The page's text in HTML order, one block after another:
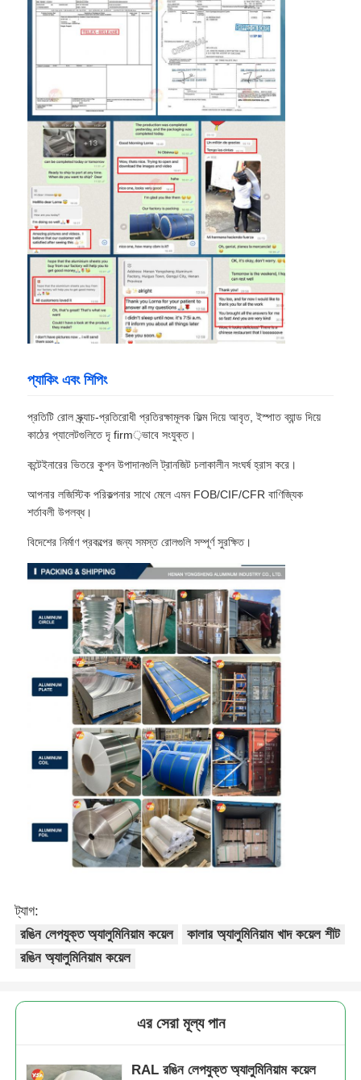
প্যাকিং এবং শিপিং
প্রতিটি রোল স্ক্র্যাচ-প্রতিরোধী প্রতিরক্ষামূলক ফিল্ম দিয়ে আবৃত, ইস্পাত ব্যান্ড দিয়ে
কাঠের প্যালেটগুলিতে দৃ firm়ভাবে সংযুক্ত।
কন্টেইনারের ভিতরে কুশন উপাদানগুলি ট্রানজিট চলাকালীন সংঘর্ষ হ্রাস করে।
আপনার লজিস্টিক পরিকল্পনার সাথে মেলে এমন FOB/CIF/CFR বাণিজ্যিক
শর্তাবলী উপলব্ধ।
বিদেশের নির্মাণ প্রকল্পের জন্য সমস্ত রোলগুলি সম্পূর্ণ সুরক্ষিত।
ট্যাগ:
রঙিন লেপযুক্ত অ্যালুমিনিয়াম কয়েল
কালার অ্যালুমিনিয়াম খাদ কয়েল শীট
রঙিন অ্যালুমিনিয়াম কয়েল
এর সেরা মূল্য পান
RAL রঙিন লেপযুক্ত অ্যালুমিনিয়াম কয়েল